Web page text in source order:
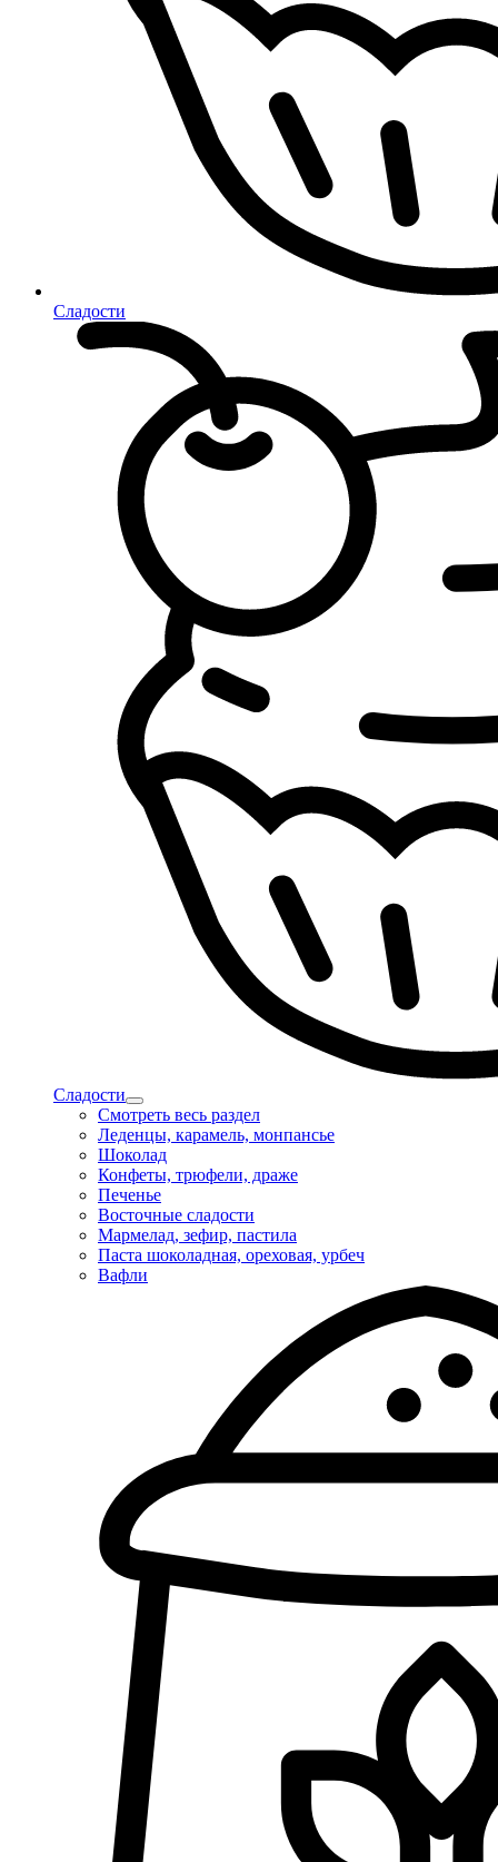
Сладости
Сладости
Смотреть весь раздел
Леденцы, карамель, монпансье
Шоколад
Конфеты, трюфели, драже
Печенье
Восточные сладости
Мармелад, зефир, пастила
Паста шоколадная, ореховая, урбеч
Вафли